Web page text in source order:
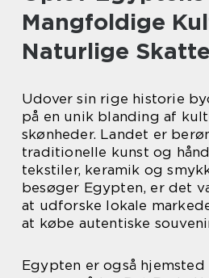
Mangfoldige
Naturlige Skatte
Udover sin rige historie
på en unik blanding af
skønheder. Landet er
traditionelle kunst og
tekstiler, keramik og
besøger Egypten, er det
at udforske lokale
at købe autentiske
Egypten er også